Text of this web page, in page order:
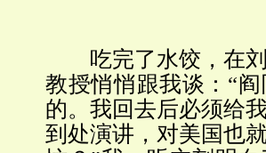
吃完了水饺，在刘
教授悄悄跟我谈：“
的。我回去后必须给
到处演讲，对美国也